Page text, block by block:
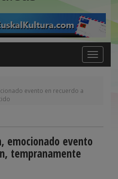
Toggle
navigation
evento en recuerdo a
emocionado evento
tempranamente